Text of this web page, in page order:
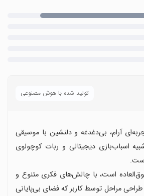
تولید شده با هوش مصنوعی
آرام، بی‌دغدغه و دلنشین با موسیقی
اسباب‌بازی دیجیتالی و ربات کوچولوی
است، با چالش‌های فکری متنوع و
مراحل توسط کاربر که فضای بی‌پایانی